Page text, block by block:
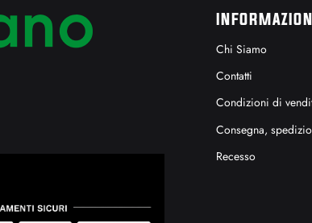
Chi Siamo
Contatti
Condizioni di
Consegna,
Recesso